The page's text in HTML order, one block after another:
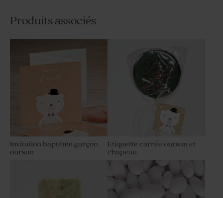
Produits associés
Invitation baptême garçon
ourson
Etiquette carrée ourson et
chapeau